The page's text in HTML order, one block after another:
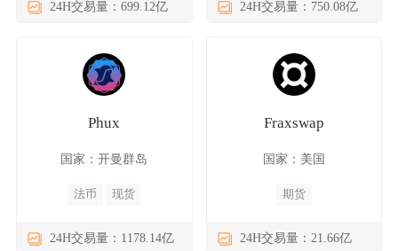
24H交易量：699.12亿 24H交易量：750.08亿
Phux
国家：开曼群岛
法币 现货
24H交易量：1178.14亿
Fraxswap
国家：美国
期货
24H交易量：21.66亿